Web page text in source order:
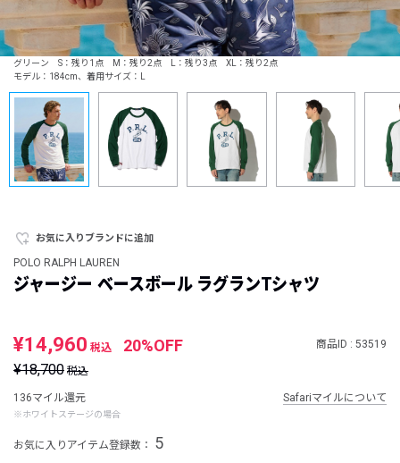
グリーン S：残り1点 M：残り2点 L：残り3点 XL：残り2点
モデル：184cm、着用サイズ：L
お気に入りブランドに追加
POLO RALPH LAUREN
ジャージー ベースボール ラグランTシャツ
¥14,960 税込 20%OFF 商品ID : 53519
¥18,700 税込
136マイル還元
※ホワイトステージの場合
Safariマイルについて
お気に入りアイテム登録数： 5